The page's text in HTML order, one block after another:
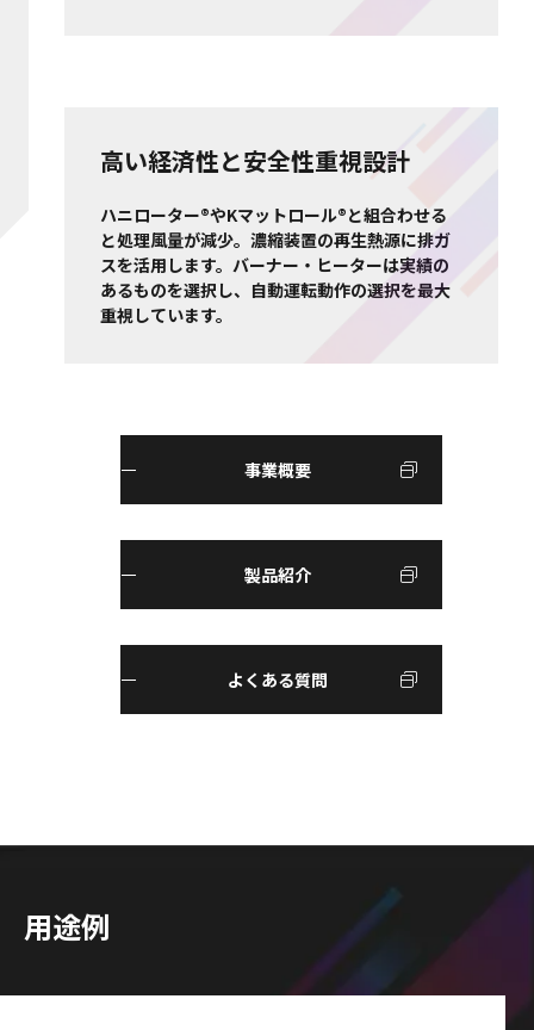
高い経済性と安全性重視設計
ハニローター®やKマットロール®と組合わせる
と処理風量が減少。濃縮装置の再生熱源に排ガ
スを活用します。バーナー・ヒーターは実績の
あるものを選択し、自動運転動作の選択を最大
重視しています。
事業概要
製品紹介
よくある質問
用途例